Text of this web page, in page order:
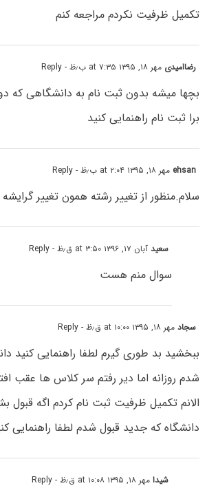
تکمیل ظرفیت نکردم مراجعه کنم
رضاامیدی مهر ۱۸, ۱۳۹۵ at ۷:۳۵ ب٫ظ - Reply
بچها میشه بدون ثبت نام به دانشگاهی که
برا ثبت نام راهنمایی کنید
ehsan مهر ۱۸, ۱۳۹۵ at ۲:۰۴ ب٫ظ - Reply
سلام.منظور از تغییر رشته همون تغییر
سعیدآبان ۱۷, ۱۳۹۶ at ۳:۵۰ ق٫ظ - Reply
سوال منم هست
سجادمهر ۱۸, ۱۳۹۵ at ۱۰:۰۰ ق٫ظ - Reply
ببخشید بد طوری گیرم لطفا راهنمایی کنید
شدم روزانه اما دیر رفتم سر کلاس ها عقب
الانم تکمیل ظرفیت ثبت نام کردم اگه قبول
دانشگاه که جدید قبول شدم لطفا راهنمایی
شیدامهر ۱۸, ۱۳۹۵ at ۱۰:۰۸ ق٫ظ - Reply